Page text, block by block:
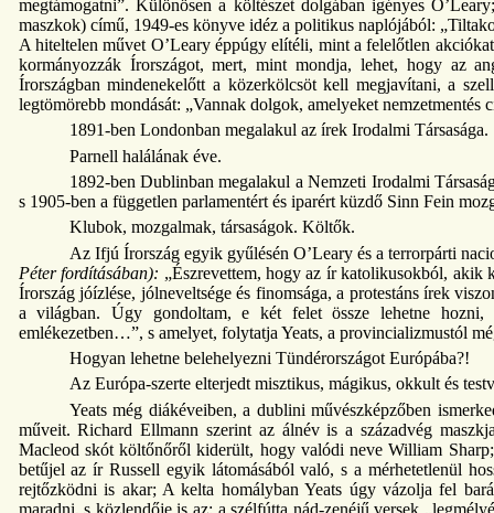
megtámogatni”. Különösen a költészet dolgában igényes
maszkok) című, 1949-es könyve idéz a politikus naplójából:
A hiteltelen művet O’Leary éppúgy elítéli, mint a felelőtlen
kormányozzák Írországot, mert, mint mondja, lehet, hogy az
Írországban mindenekelőtt a közerkölcsöt kell megjavítani, a
legtömörebb mondását: „Vannak dolgok, amelyeket nemzetmentés
1891-ben Londonban megalakul az írek Irodalmi Társasága.
Parnell halálának éve.
1892-ben Dublinban megalakul a Nemzeti Irodalmi
s 1905-ben a független parlamentért és iparért küzdő Sinn Fein
Klubok, mozgalmak, társaságok. Költők.
Az Ifjú Írország egyik gyűlésén O’Leary és a terrorpárti
Péter fordításában): „Észrevettem, hogy az ír katolikusokból, akik
Írország jóízlése, jólneveltsége és finomsága, a protestáns írek
a világban. Úgy gondoltam, e két felet össze lehetne hozni,
emlékezetben…”, s amelyet, folytatja Yeats, a provincializmustól
Hogyan lehetne belehelyezni Tündérországot Európába?!
Az Európa-szerte elterjedt misztikus, mágikus, okkult és
Yeats még diákéveiben, a dublini művészképzőben
műveit. Richard Ellmann szerint az álnév is a századvég
Macleod skót költőnőről kiderült, hogy valódi neve William
betűjel az ír Russell egyik látomásából való, s a mérhetetlenül
rejtőzködni is akar; A kelta homályban Yeats úgy vázolja fel
maradni, s közlendője is az: a szélfútta nád-zenéjű versek